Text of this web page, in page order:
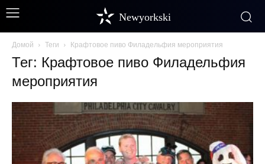
Newyorkski
Домой Теги Крафтовое пиво Филадельфия мероприятия
Тег: Крафтовое пиво Филадельфия
мероприятия